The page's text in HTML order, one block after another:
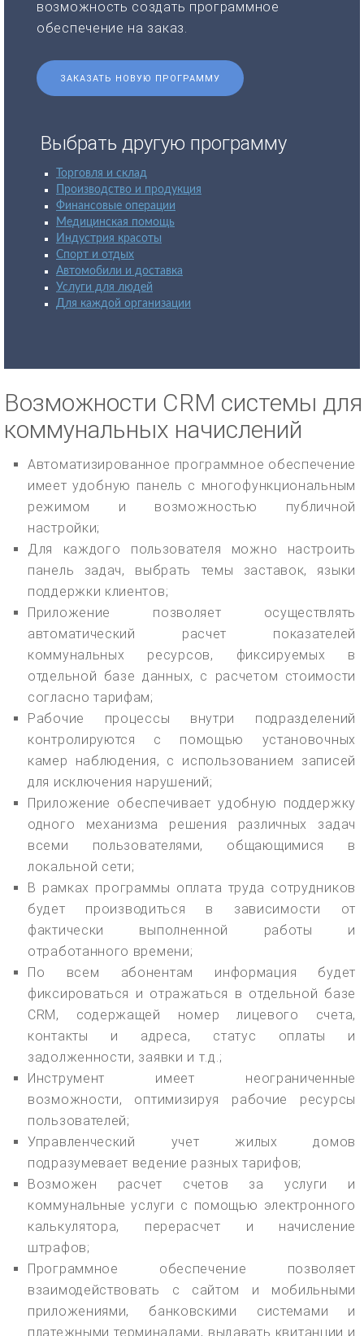
возможность создать программное
обеспечение на заказ.
ЗАКАЗАТЬ НОВУЮ ПРОГРАММУ
Выбрать другую программу
Торговля и склад
Производство и продукция
Финансовые операции
Медицинская помощь
Индустрия красоты
Спорт и отдых
Автомобили и доставка
Услуги для людей
Для каждой организации
Возможности CRM системы для
коммунальных начислений
Автоматизированное программное обеспечение
имеет удобную панель с многофункциональным
режимом и возможностью публичной
настройки;
Для каждого пользователя можно настроить
панель задач, выбрать темы заставок, языки
поддержки клиентов;
Приложение позволяет осуществлять
автоматический расчет показателей
коммунальных ресурсов, фиксируемых в
отдельной базе данных, с расчетом стоимости
согласно тарифам;
Рабочие процессы внутри подразделений
контролируются с помощью установочных
камер наблюдения, с использованием записей
для исключения нарушений;
Приложение обеспечивает удобную поддержку
одного механизма решения различных задач
всеми пользователями, общающимися в
локальной сети;
В рамках программы оплата труда сотрудников
будет производиться в зависимости от
фактически выполненной работы и
отработанного времени;
По всем абонентам информация будет
фиксироваться и отражаться в отдельной базе
CRM, содержащей номер лицевого счета,
контакты и адреса, статус оплаты и
задолженности, заявки и т.д.;
Инструмент имеет неограниченные
возможности, оптимизируя рабочие ресурсы
пользователей;
Управленческий учет жилых домов
подразумевает ведение разных тарифов;
Возможен расчет счетов за услуги и
коммунальные услуги с помощью электронного
калькулятора, перерасчет и начисление
штрафов;
Программное обеспечение позволяет
взаимодействовать с сайтом и мобильными
приложениями, банковскими системами и
платежными терминалами, выдавать квитанции и